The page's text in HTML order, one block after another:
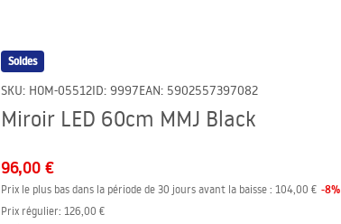
Soldes
SKU: HOM-05512ID: 9997EAN: 5902557397082
Miroir LED 60cm MMJ Black
96,00 €
Prix le plus bas dans la période de 30 jours avant la baisse : 104,00 € -8%
Prix régulier: 126,00 €